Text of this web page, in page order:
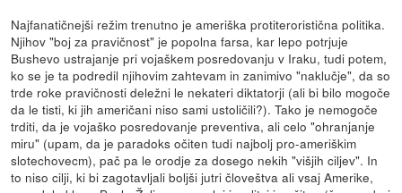
Najfanatičnejši režim trenutno je ameriška protiteroristična politika.
Njihov "boj za pravičnost" je popolna farsa, kar lepo potrjuje
Bushevo ustrajanje pri vojaškem posredovanju v Iraku, tudi potem,
ko se je ta podredil njihovim zahtevam in zanimivo "naklučje", da so
trde roke pravičnosti deležni le nekateri diktatorji (ali bi bilo mogoče
da le tisti, ki jih američani niso sami ustoličili?). Tako je nemogoče
trditi, da je vojaško posredovanje preventiva, ali celo "ohranjanje
miru" (upam, da je paradoks očiten tudi najbolj pro-ameriškim
slotechovecm), pač pa le orodje za dosego nekih "višjih ciljev". In
to niso cilji, ki bi zagotavljali boljši jutri človeštva ali vsaj Amerike,